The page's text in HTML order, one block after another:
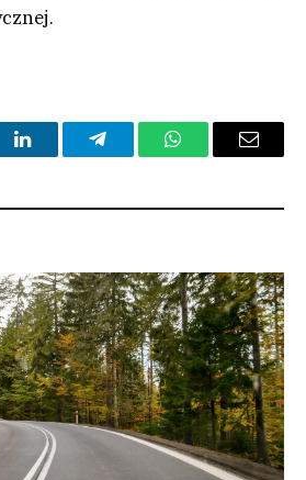
LinkedInTelegramWhatsAppEmail